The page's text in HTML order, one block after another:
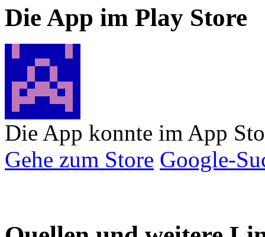
Die App im Play Store
Die App konnte im App
Gehe zum Store Google-